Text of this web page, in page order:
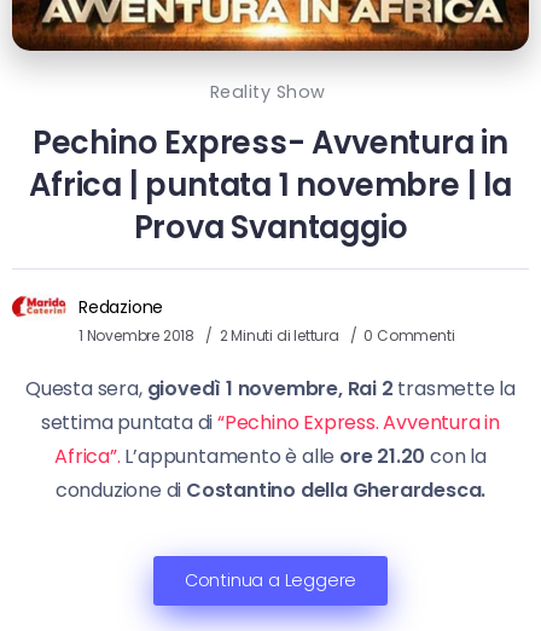
Reality Show
Pechino Express- Avventura in
Africa | puntata 1 novembre | la
Prova Svantaggio
Redazione
1 Novembre 2018 2 Minuti di lettura 0 Commenti
Questa sera, giovedì 1 novembre, Rai 2 trasmette la
settima puntata di“Pechino Express. Avventura in
Africa”. L’appuntamento è alle ore 21.20 con la
conduzione di Costantino della Gherardesca.
Continua a Leggere